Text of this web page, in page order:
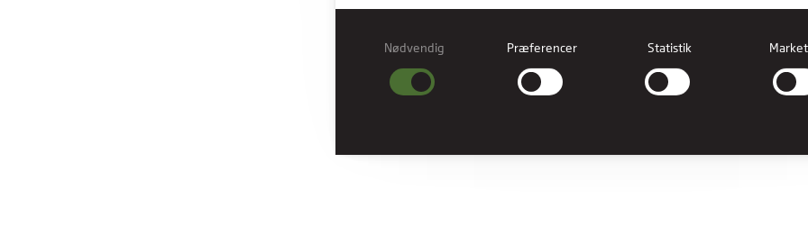
Nødvendig
Nødvendige cookies hjælper med at gøre en hjemmeside brugbar ved at aktivere
grundlæggende funktioner såsom side-navigation og adgang til sikre områder af
Præferencer
Nødvendig Præferencer Statistik